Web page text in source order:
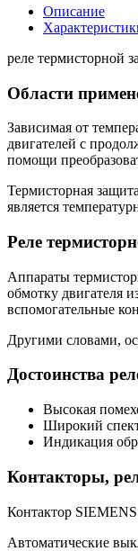
Описание
реле термисторной
Области
Зависимая от
двигателей с
помощи
Термисторная
является
Реле
Аппараты
обмотку двигателя
вспомогательные
Другими словами,
Достоинства
Высокая
Широкий
Индикация
Контакторы,
Контактор
Автоматические